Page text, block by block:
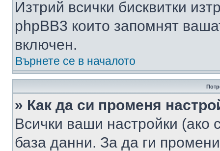
Изтрий всички бисквитки
phpBB3 които запомнят
включен.
Върнете се в началото
» Как да си променя
Всички ваши настройки (ако
база данни. За да ги